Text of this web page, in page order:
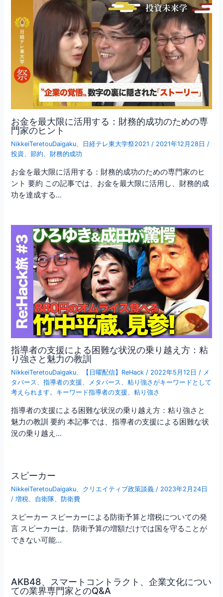
お金を最大限に活用する：財務的成功のための専
門家のヒント
NikkeiTeretouDaigaku、 日経テレ東大学祭2021 / 2021年12月28日 /
投資、節約、 財務的成功
お金を最大限に活用する：財務的成功のための専門家のヒ
ント 要約 この記事では、お金を最大限に活用し、財務的成
功を達成する…
指導者の支援による困難な状況の乗り越え方：粘
り強さと魅力の教訓
NikkeiTeretouDaigaku、 【日曜配信】ReHack / 2022年5月12日 / メ
タバース、指導者の支援、メタバース、粘り強さがキーワードとして
考えられます。キーワード指導者の支援、粘り強さ
指導者の支援による困難な状況の乗り越え方：粘り強さと
魅力の教訓 要約 本記事では、指導者の支援による困難な状
況の乗り越え…
スピーカー
NikkeiTeretouDaigaku クリエイティブ政策談義 / 2023年2月24日
/増税 自衛隊 防衛費
スピーカー スピーカーによる防衛予算と増税についての発
言 スピーカーは、防衛予算の増額だけでは国を守ることが
できない可能…
AKB48、スマートコントラクト、企業文化につい
ての業界専門家とのQ&A